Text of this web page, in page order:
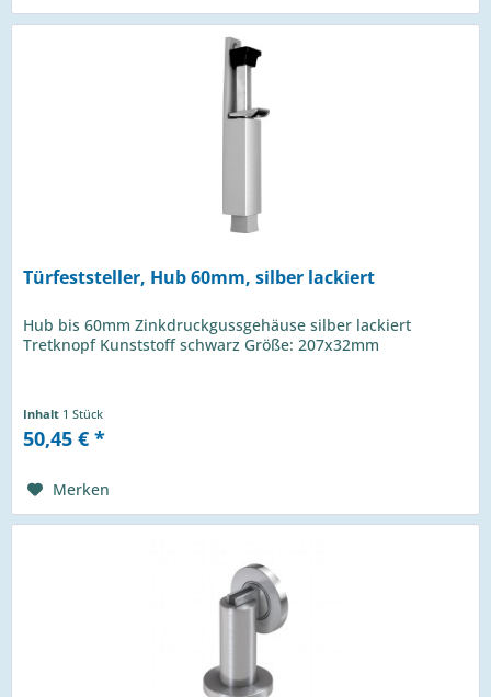
Türfeststeller, Hub 60mm, silber lackiert
Hub bis 60mm Zinkdruckgussgehäuse silber lackiert
Tretknopf Kunststoff schwarz Größe: 207x32mm
Inhalt 1 Stück
50,45 € *
Merken